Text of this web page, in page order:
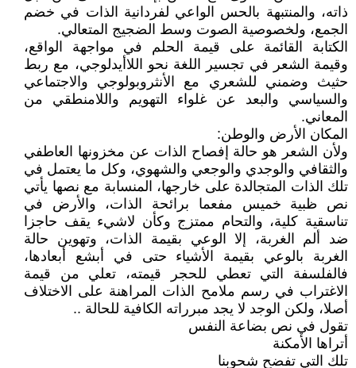
ذاته، والمنتبهة بالحس الواعي لفردانية الذات في خضم
الجمع، ولخصوصية الصوت وسط الضجيج المتعالي.
الكتابة القائمة على قيمة الحلم في مواجهة الواقع،
وقيمة الشعر في تجسير اللغة نحو اللاأيدلوجي، مع ربط
حثيث وضمني للشعري مع الأنثروبولوجي والاجتماعي
والسياسي والبعد عن غلواء التهويم واللامنطقي من
المعاني.
المكان الأرض والوطن:
ولأن الشعر هو حالة إفصاح الذات عن مخزونها العاطفي
والثقافي والوجدي والوجعي والشهوي، وكل ما يعتمل في
تلك الذات المتجالدة على خارجها، المنسابة مع نصها يأتي
نص ظبية خميس مفعما برائحة الذات، والأرض في
تناسقية كلية، والتحام ممتزج وكأن لاشيء يقف حاجزا
ضد ألم الغربة، إلا الوعي بقيمة الذات، وتهوين حالة
الغربة بالوعي بقيمة الأشياء حتى في أبشع أبعادها،
فالفلسفة التي تعطي للحجر قيمته، تعلي من قيمة
الاغتراب في رسم ملامح الذات المراهنة على الاختلاف
أصلا، ولكن الوجد لا يجد مبرراته الكافية للحالة ..
تقول في نص بضاعة النفس
أتراها الأمكنة
تلك التي تفضح شحوبنا